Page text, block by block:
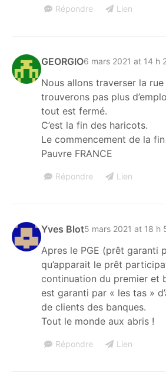
Répondre Lien
GEORGIO6 mars 2021 at 14 h
Nous allons traverser la
trouverons pas plus
tout est fermé.
C’est la fin des haricots.
Le commencement de la
Pauvre FRANCE
Répondre Lien
Yves Blot5 mars 2021 at 18 h
Apres le PGE (prêt garanti
qu’apparait le prêt
continuation du premier et
est garanti par « les tas »
de clients des banques.
Tout le monde aux abris !
Répondre Lien